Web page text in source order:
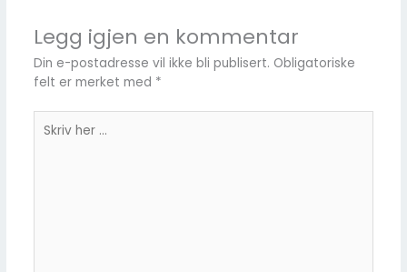
Legg igjen en kommentar
Din e-postadresse vil ikke bli publisert. Obligatoriske
felt er merket med *
her